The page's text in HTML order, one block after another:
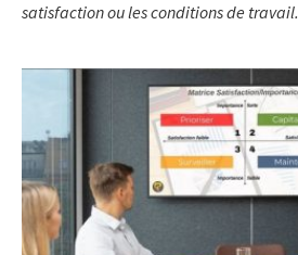
satisfaction ou les conditions de travail.